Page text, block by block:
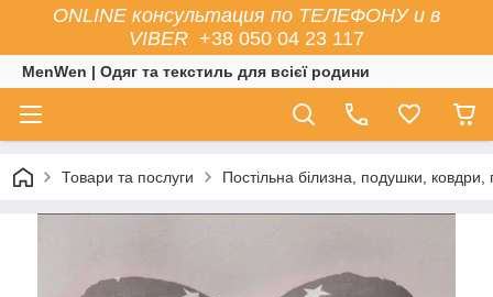
ONLINE консультация по ТЕЛЕФОНУ и в
VIBER +38 050 04 23 117
MenWen | Одяг та текстиль для всієї родини
Товари та послуги Постільна білизна, подушки,